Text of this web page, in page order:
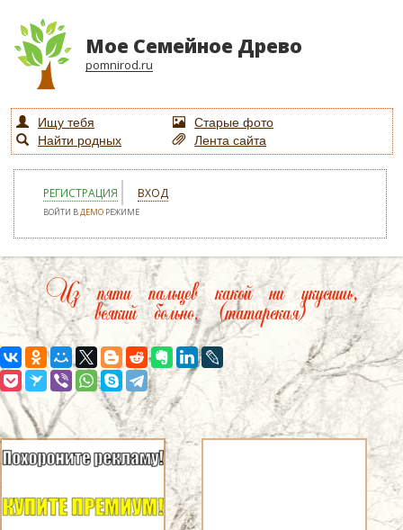
Мое Семейное Древо
pomnirod.ru
Ищу тебя
Старые фото
Найти родных
Лента сайта
РЕГИСТРАЦИЯ ВХОД
ВОЙТИ ВДЕМО РЕЖИМЕ
Из пяти пальцев какой ни укусишь,
всякий больно. (татарская)